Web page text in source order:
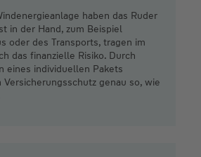
haben das Ruder
in der Hand, zum Beispiel
oder des Transports, tragen im
das finanzielle Risiko. Durch
eines individuellen Pakets
genau so, wie